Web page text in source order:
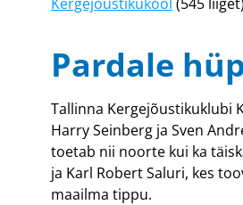
Pardale
Tallinna Kergejõustikuklubi
Harry Seinberg ja Sven
toetab nii noorte kui ka
ja Karl Robert Saluri, kes
maailma tippu.